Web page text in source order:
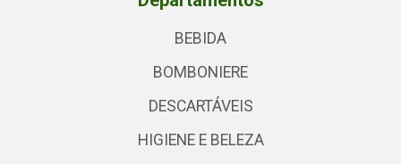
BEBIDA
BOMBONIERE
DESCARTÁVEIS
HIGIENE E BELEZA